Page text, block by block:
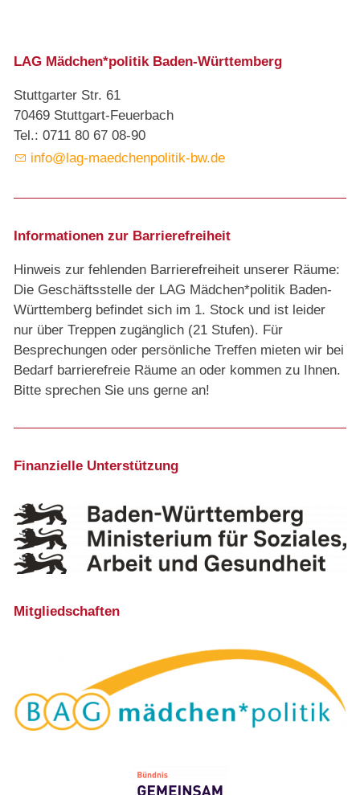
LAG Mädchen*politik Baden-Württemberg
Stuttgarter Str. 61
70469 Stuttgart-Feuerbach
Tel.: 0711 80 67 08-90
info@lag-maedchenpolitik-bw.de
Informationen zur Barrierefreiheit
Hinweis zur fehlenden Barrierefreiheit unserer Räume:
Die Geschäftsstelle der LAG Mädchen*politik Baden-
Württemberg befindet sich im 1. Stock und ist leider
nur über Treppen zugänglich (21 Stufen). Für
Besprechungen oder persönliche Treffen mieten wir bei
Bedarf barrierefreie Räume an oder kommen zu Ihnen.
Bitte sprechen Sie uns gerne an!
Finanzielle Unterstützung
Mitgliedschaften